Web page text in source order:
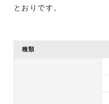
とおりです。
種類